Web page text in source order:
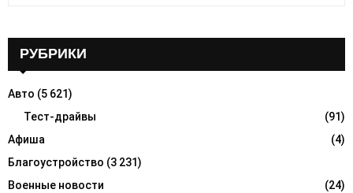
o
R
C
H
РУБРИКИ
Авто (5 621)
Тест-драйвы
(91)
Афиша
(4)
Благоустройство (3 231)
Военные новости
(24)